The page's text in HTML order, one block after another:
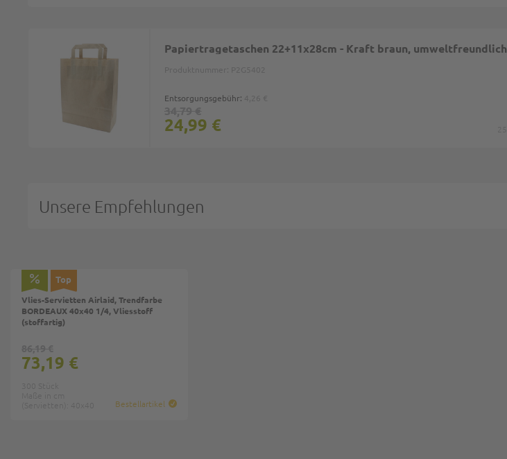
Papiertragetaschen 22+11x28cm - Kraft braun, umweltfreundlich
Entsorgungsgebühr:
24,99 €
34,79 €
Unsere Empfehlungen
Top
Vlies-Servietten Airlaid, Trendfarbe
BORDEAUX 40x40 1/4, Vliesstoff
(stoffartig)
Bestellartikel
73,19 €